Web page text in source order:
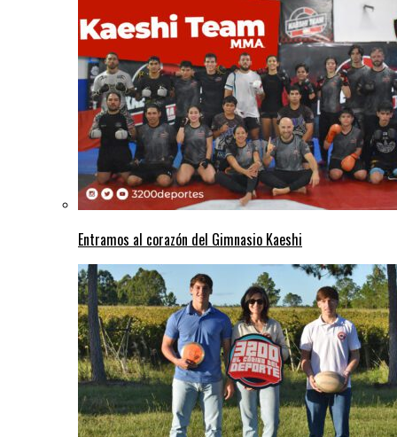
Entramos al corazón del Gimnasio Kaeshi